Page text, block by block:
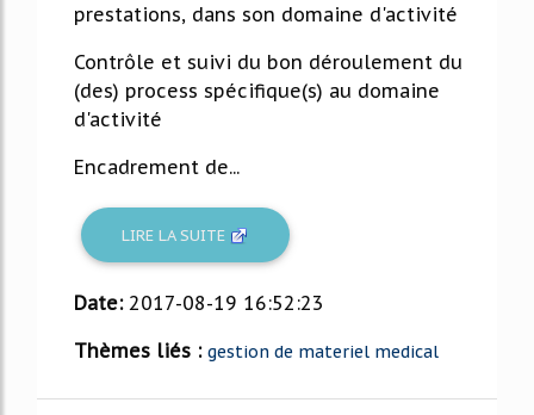
prestations, dans son domaine d'activité
Contrôle et suivi du bon déroulement du
(des) process spécifique(s) au domaine
d'activité
Encadrement de...
LIRE LA SUITE
Date: 2017-08-19 16:52:23
Thèmes liés : gestion de materiel medical